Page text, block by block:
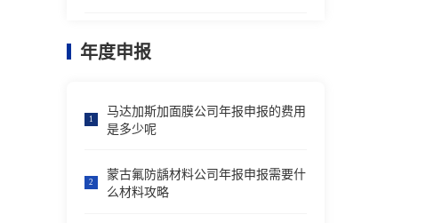
年度申报
1
马达加斯加面膜公司年报申报的费用
是多少呢
2
蒙古氟防龋材料公司年报申报需要什
么材料攻略